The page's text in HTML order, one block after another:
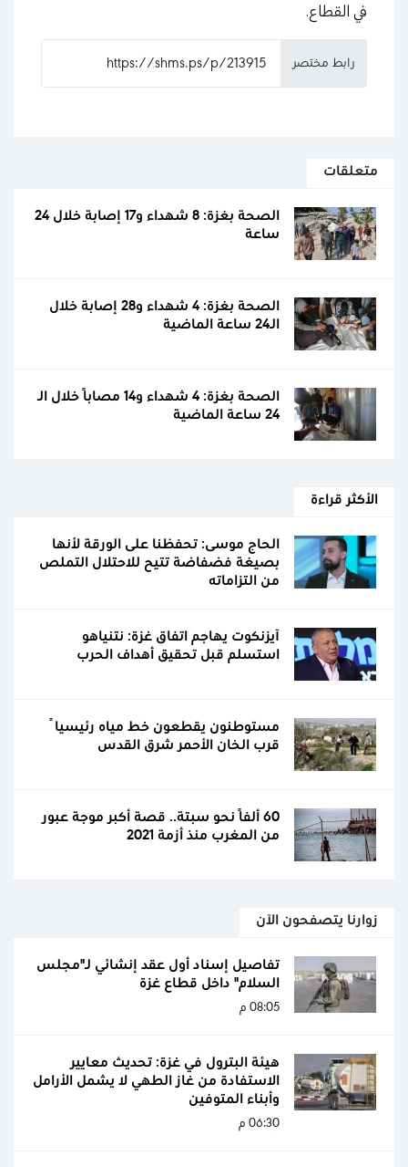
في القطاع.
رابط مختصر
متعلقات
الصحة بغزة: 8 شهداء و17 إصابة خلال 24
ساعة
الصحة بغزة: 4 شهداء و28 إصابة خلال
الـ24 ساعة الماضية
الصحة بغزة: 4 شهداء و14 مصابًا خلال الـ
24 ساعة الماضية
الأكثر قراءة
الحاج موسى: تحفظنا على الورقة لأنها
بصيغة فضفاضة تتيح للاحتلال التملص
من التزاماته
آيزنكوت يهاجم اتفاق غزة: نتنياهو
استسلم قبل تحقيق أهداف الحرب
مستوطنون يقطعون خط مياه رئيسياً
قرب الخان الأحمر شرق القدس
60 ألفًا نحو سبتة.. قصة أكبر موجة عبور
من المغرب منذ أزمة 2021
زوارنا يتصفحون الآن
تفاصيل إسناد أول عقد إنشائي لـ"مجلس
السلام" داخل قطاع غزة
08:05 م
هيئة البترول في غزة: تحديث معايير
الاستفادة من غاز الطهي لا يشمل الأرامل
وأبناء المتوفين
06:30 م